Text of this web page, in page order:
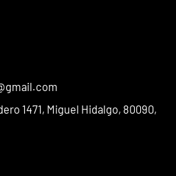
1471, Miguel Hidalgo, 80090,